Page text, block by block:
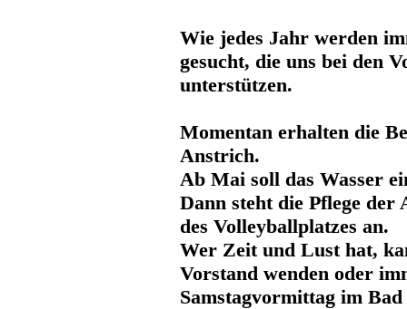
Wie jedes Jahr werden
gesucht, die uns bei den
unterstützen.
Momentan erhalten die
Anstrich.
Ab Mai soll das Wasser
Dann steht die Pflege der
des Volleyballplatzes an.
Wer Zeit und Lust hat,
Vorstand wenden oder
Samstagvormittag im